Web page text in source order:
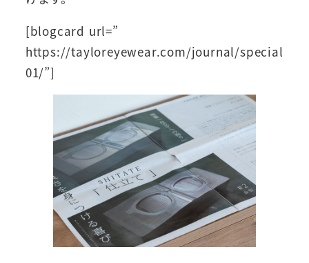
[blogcard url=”
https://tayloreyewear.com/journal/special
01/”]